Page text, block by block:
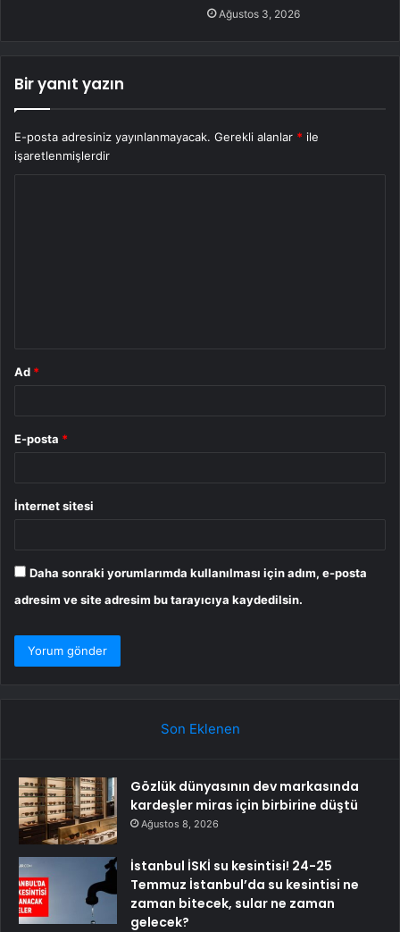
Ağustos 3, 2026
Bir yanıt yazın
E-posta adresiniz yayınlanmayacak. Gerekli alanlar * ile
işaretlenmişlerdir
Ad *
E-posta *
İnternet sitesi
Daha sonraki yorumlarımda kullanılması için adım, e-posta
adresim ve site adresim bu tarayıcıya kaydedilsin.
Son Eklenen
Gözlük dünyasının dev markasında
kardeşler miras için birbirine düştü
Ağustos 8, 2026
İstanbul İSKİ su kesintisi! 24-25
Temmuz İstanbul’da su kesintisi ne
zaman bitecek, sular ne zaman
gelecek?